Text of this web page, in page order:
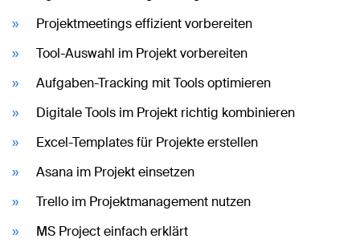
Projektmeetings effizient vorbereiten
Tool-Auswahl im Projekt vorbereiten
Aufgaben-Tracking mit Tools optimieren
Digitale Tools im Projekt richtig kombinieren
Excel-Templates für Projekte erstellen
Asana im Projekt einsetzen
Trello im Projektmanagement nutzen
MS Project einfach erklärt